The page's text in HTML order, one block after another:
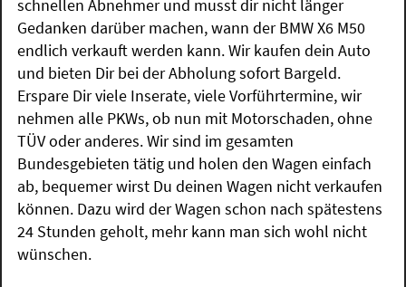
schnellen Abnehmer und musst dir nicht länger
Gedanken darüber machen, wann der BMW X6 M50
endlich verkauft werden kann. Wir kaufen dein Auto
und bieten Dir bei der Abholung sofort Bargeld.
Erspare Dir viele Inserate, viele Vorführtermine, wir
nehmen alle PKWs, ob nun mit Motorschaden, ohne
TÜV oder anderes. Wir sind im gesamten
Bundesgebieten tätig und holen den Wagen einfach
ab, bequemer wirst Du deinen Wagen nicht verkaufen
können. Dazu wird der Wagen schon nach spätestens
24 Stunden geholt, mehr kann man sich wohl nicht
wünschen.